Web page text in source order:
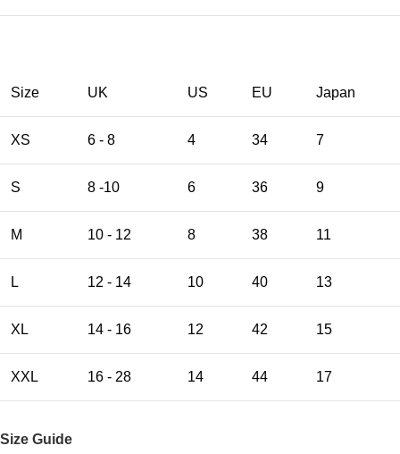
Size UK US EU Japan
XS 6 - 8 4 34 7
S 8 -10 6 36 9
M 10 - 12 8 38 11
L 12 - 14 10 40 13
XL 14 - 16 12 42 15
XXL 16 - 28 14 44 17
Size Guide